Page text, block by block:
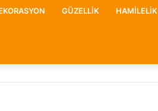
GÜZELLIK HAMILELIK